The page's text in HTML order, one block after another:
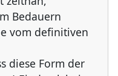
Bedauern
vom definitiven
diese Form der